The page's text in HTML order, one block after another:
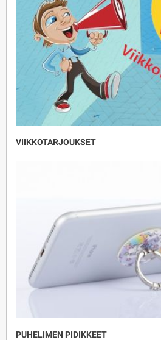
VIIKKOTARJOUKSET
PUHELIMEN PIDIKKEET